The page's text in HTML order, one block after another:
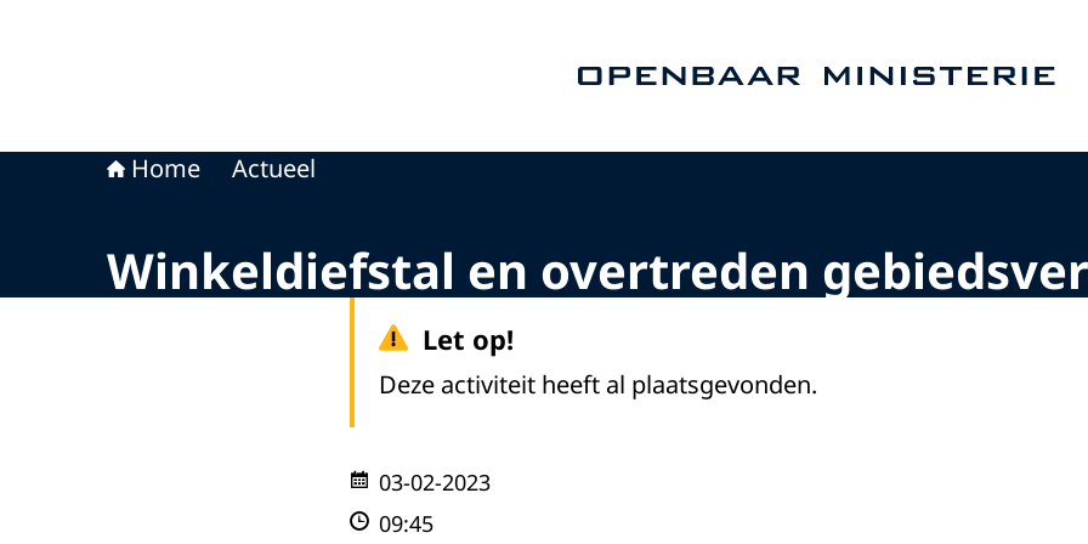
Home Actueel
Winkeldiefstal en overtreden
Let op!
Deze activiteit heeft al plaatsgevonden.
03-02-2023
09:45